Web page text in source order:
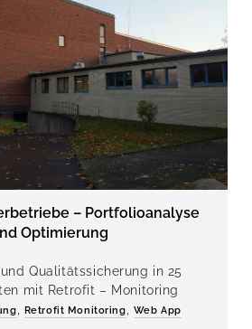
– Portfolioanalyse
Optimierung
Qualitätssicherung in 25
mit Retrofit – Monitoring
Retrofit Monitoring Web App